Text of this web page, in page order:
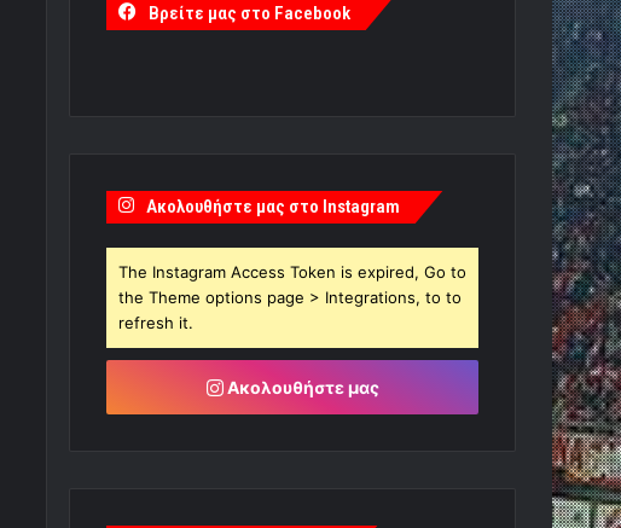
Βρείτε μας στο Facebook
Ακολουθήστε μας στο Instagram
The Instagram Access Token is expired, Go to
the Theme options page > Integrations, to to
refresh it.
Ακολουθήστε μας